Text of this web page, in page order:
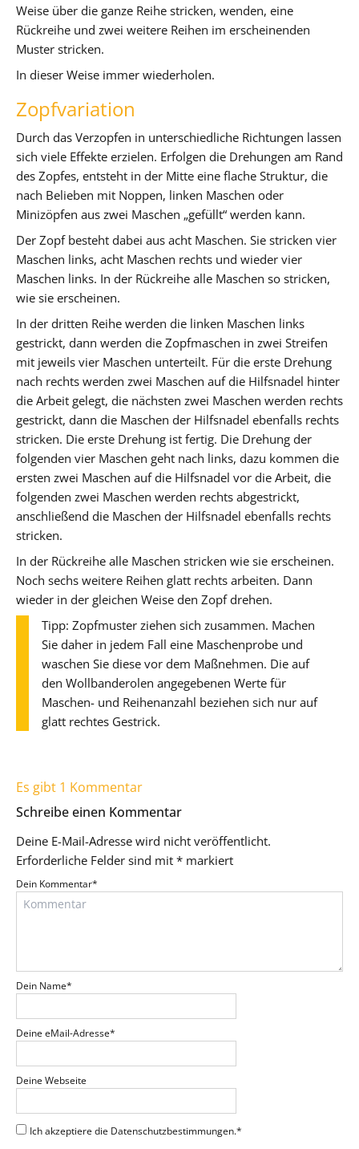
Weise über die ganze Reihe stricken, wenden, eine
Rückreihe und zwei weitere Reihen im erscheinenden
Muster stricken.
In dieser Weise immer wiederholen.
Zopfvariation
Durch das Verzopfen in unterschiedliche Richtungen lassen
sich viele Effekte erzielen. Erfolgen die Drehungen am Rand
des Zopfes, entsteht in der Mitte eine flache Struktur, die
nach Belieben mit Noppen, linken Maschen oder
Minizöpfen aus zwei Maschen „gefüllt“ werden kann.
Der Zopf besteht dabei aus acht Maschen. Sie stricken vier
Maschen links, acht Maschen rechts und wieder vier
Maschen links. In der Rückreihe alle Maschen so stricken,
wie sie erscheinen.
In der dritten Reihe werden die linken Maschen links
gestrickt, dann werden die Zopfmaschen in zwei Streifen
mit jeweils vier Maschen unterteilt. Für die erste Drehung
nach rechts werden zwei Maschen auf die Hilfsnadel hinter
die Arbeit gelegt, die nächsten zwei Maschen werden rechts
gestrickt, dann die Maschen der Hilfsnadel ebenfalls rechts
stricken. Die erste Drehung ist fertig. Die Drehung der
folgenden vier Maschen geht nach links, dazu kommen die
ersten zwei Maschen auf die Hilfsnadel vor die Arbeit, die
folgenden zwei Maschen werden rechts abgestrickt,
anschließend die Maschen der Hilfsnadel ebenfalls rechts
stricken.
In der Rückreihe alle Maschen stricken wie sie erscheinen.
Noch sechs weitere Reihen glatt rechts arbeiten. Dann
wieder in der gleichen Weise den Zopf drehen.
Tipp: Zopfmuster ziehen sich zusammen. Machen
Sie daher in jedem Fall eine Maschenprobe und
waschen Sie diese vor dem Maßnehmen. Die auf
den Wollbanderolen angegebenen Werte für
Maschen- und Reihenanzahl beziehen sich nur auf
glatt rechtes Gestrick.
Es gibt 1 Kommentar
Schreibe einen Kommentar
Deine E-Mail-Adresse wird nicht veröffentlicht.
Erforderliche Felder sind mit * markiert
Dein Kommentar*
Dein Name*
Deine eMail-Adresse*
Deine Webseite
Ich akzeptiere die Datenschutzbestimmungen.*